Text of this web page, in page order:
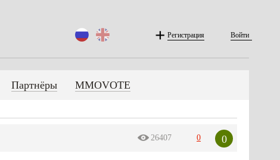
Регистрация Войти
Партнёры MMOVOTE
26407 0 0